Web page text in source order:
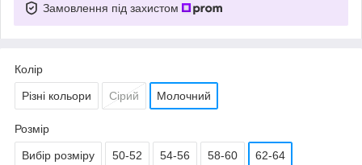
Замовлення під захистом
Колір
Різні кольори Сірий Молочний
Розмір
Вибір розміру 50-52 54-56 58-60 62-64